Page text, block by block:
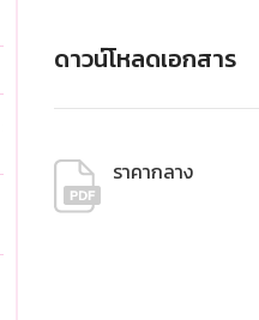
ดาวน์โหลดเอกสาร
ราคากลาง